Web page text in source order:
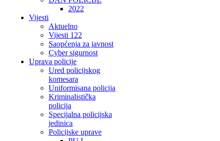
2022
Vijesti
Aktuelno
Vijesti 122
Saopćenja za javnost
Cyber sigurnost
Uprava policije
Ured policijskog
komesara
Uniformisana policija
Kriminalistička
policija
Specijalna policijska
jedinica
Policijske uprave